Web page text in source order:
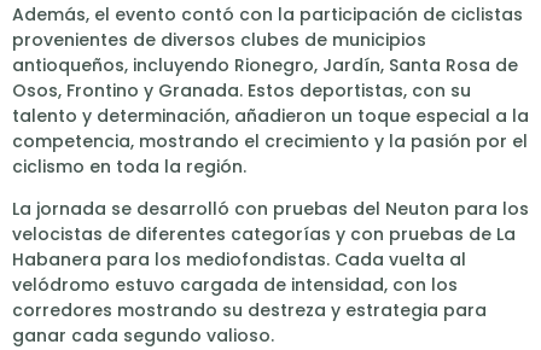
Además, el evento contó con la participación de ciclistas
provenientes de diversos clubes de municipios
antioqueños, incluyendo Rionegro, Jardín, Santa Rosa de
Osos, Frontino y Granada. Estos deportistas, con su
talento y determinación, añadieron un toque especial a la
competencia, mostrando el crecimiento y la pasión por el
ciclismo en toda la región.
La jornada se desarrolló con pruebas del Neuton para los
velocistas de diferentes categorías y con pruebas de La
Habanera para los mediofondistas. Cada vuelta al
velódromo estuvo cargada de intensidad, con los
corredores mostrando su destreza y estrategia para
ganar cada segundo valioso.